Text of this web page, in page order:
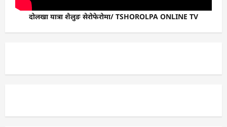
दोलखा यात्रा शैलुङ सेरोफेरोमा/ TSHOROLPA ONLINE TV